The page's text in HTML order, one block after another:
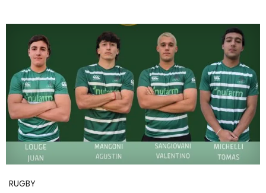
RUGBY